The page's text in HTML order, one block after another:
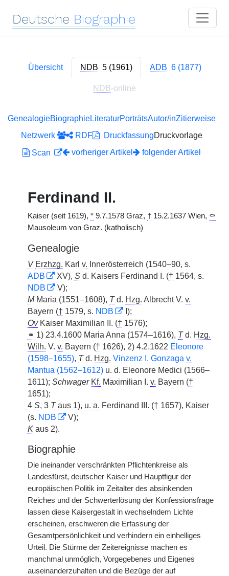
Deutsche Biographie
Übersicht NDB 5 (1961) ADB 6 (1877)
NDB-online
GenealogieBiographieLiteraturPorträtsAutor/inZitierweise
Netzwerk
RDF DruckfassungDruckvorlage
Scan
vorheriger Artikel folgender Artikel
Ferdinand II.
Kaiser (seit 1619), * 9.7.1578 Graz, † 15.2.1637 Wien, ⚰
Mausoleum von Graz. (katholisch)
Genealogie
V Erzhzg. Karl v. Innerösterreich (1540–90, s.
ADB
XV), S d. Kaisers Ferdinand I. († 1564, s.
NDB
V);
MMaria (1551–1608), Td. Hzg. Albrecht V. v.
Bayern († 1579, s. NDB
I);
OvKaiser Maximilian II. († 1576);
⚭ 1) 23.4.1600 Maria Anna (1574–1616), Td. Hzg.
Wilh. V. v. Bayern († 1626), 2) 4.2.1622 Eleonore
(1598–1655), Td. Hzg. Vinzenz I. Gonzaga v.
Mantua (1562–1612) u. d. Eleonore Medici (1566–
1611); Schwager Kf. Maximilian I. v. Bayern (†
1651);
4 S, 3 Taus 1), u. a. Ferdinand III. († 1657), Kaiser
(s. NDB
V);
K aus 2).
Biographie
Die ineinander verschränkten Pflichtenkreise als
Landesfürst, deutscher Kaiser und Hauptfigur der
europäischen Politik im Zeitalter des absinkenden
Reiches und der Schwerterlösung der Konfessionsfrage
lassen diese Kaisergestalt in wechselndem Lichte
erscheinen, erschweren die Erfassung der
Gesamtpersönlichkeit und verhindern ein einhelliges
Urteil. Die Stürme der Zeitereignisse machen es
manchmal unmöglich, Vorgegebenes und Eigenes
auseinanderzuhalten und die Bezüge der auf